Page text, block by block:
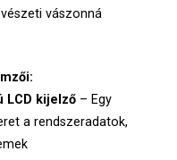
vászonná
LCD kijelző – Egy
a rendszeradatok,